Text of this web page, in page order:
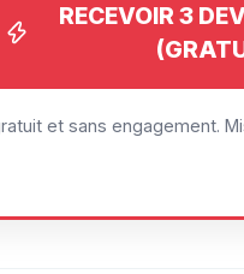
RECEVOIR 3
et sans engagement.